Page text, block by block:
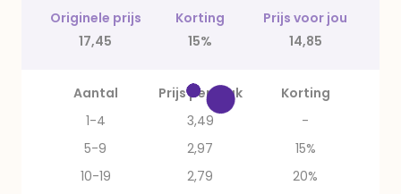
Originele prijs Korting
Prijs voor jou
17,45
15% 14,85
Aantal Prijs per stuk
Korting
1-4
3,49
-
5-9
2,97
15%
10-19
2,79
20%